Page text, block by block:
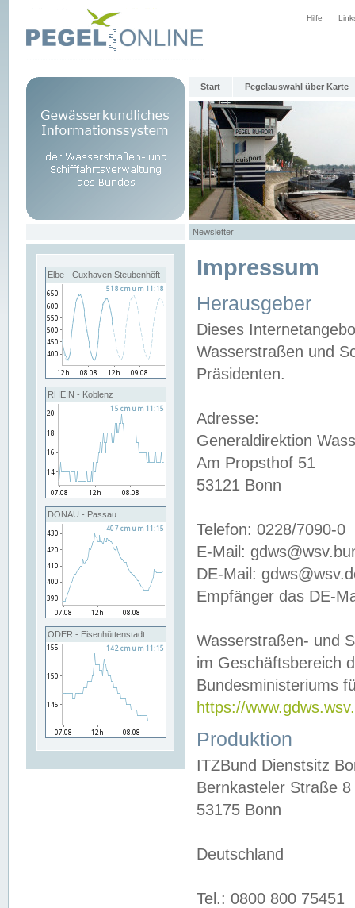
Hilfe
Start Pegelauswahl über Karte
Newsletter
Elbe - Cuxhaven Steubenhöft
RHEIN - Koblenz
DONAU - Passau
ODER - Eisenhüttenstadt
Impressum
Herausgeber
Dieses
Wasserstraßen und
Präsidenten.
Adresse:
Generaldirektion
Am Propsthof 51
53121 Bonn
Telefon: 0228/7090-0
E-Mail:
DE-Mail:
Empfänger das DE-
Wasserstraßen- und
im Geschäftsbereich
Bundesministeriums
https://
Produktion
ITZBund Dienstsitz
Bernkasteler Straße 8
53175 Bonn
Deutschland
Tel.: 0800 800 75451